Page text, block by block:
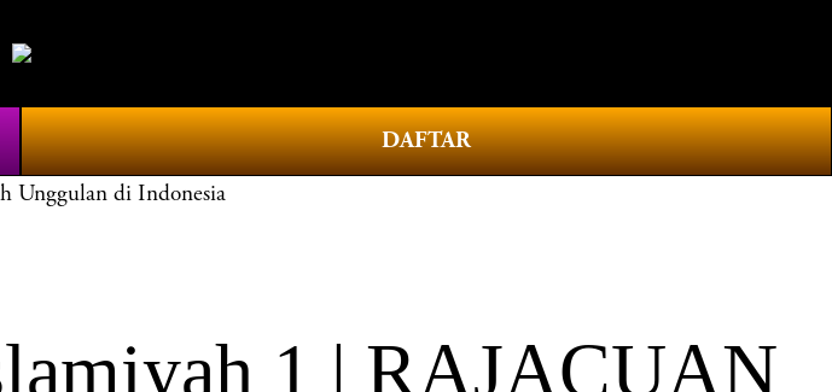
DAFTAR
Unggulan di Indonesia
1 | RAJACUAN